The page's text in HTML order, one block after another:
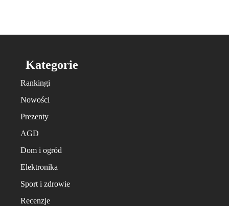
Kategorie
Rankingi
Nowości
Prezenty
AGD
Dom i ogród
Elektronika
Sport i zdrowie
Recenzje